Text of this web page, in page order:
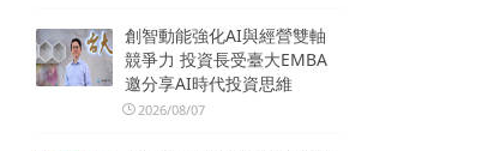
創智動能強化AI與經營雙軸
競爭力 投資長受臺大EMBA
邀分享AI時代投資思維
2026/08/07